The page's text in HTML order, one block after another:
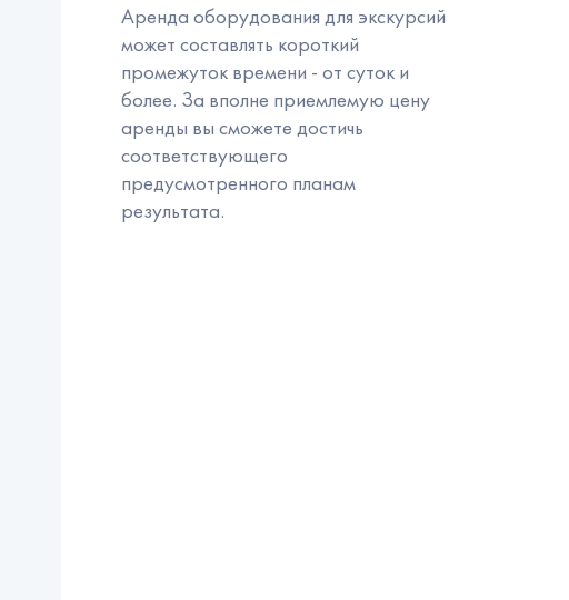
Аренда оборудования для экскурсий
может составлять короткий
промежуток времени - от суток и
более. За вполне приемлемую цену
аренды вы сможете достичь
соответствующего
предусмотренного планам
результата.